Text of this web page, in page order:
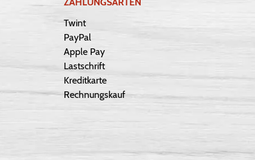
Twint
PayPal
Apple Pay
Lastschrift
Kreditkarte
Rechnungskauf